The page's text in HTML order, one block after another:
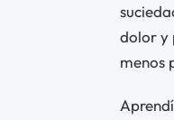
dolor y
menos